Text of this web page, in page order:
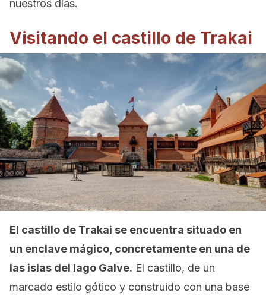
nuestros días.
Visitando el castillo de Trakai
El castillo de Trakai se encuentra situado en
un enclave mágico, concretamente en una de
las islas del lago Galve. El castillo, de un
marcado estilo gótico y construido con una base